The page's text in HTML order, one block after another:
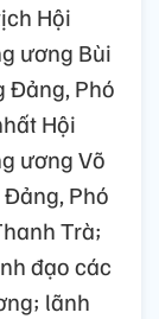
Hội
ương Bùi
Đảng, Phó
Hội
ương Võ
Phó
Trà;
đạo các
lãnh